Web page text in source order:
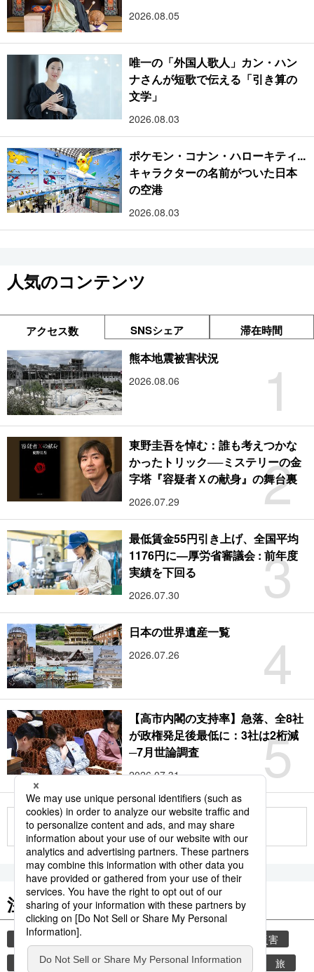
2026.08.05
唯一の「外国人歌人」カン・ハン
ナさんが短歌で伝える「引き算の
文学」
2026.08.03
ポケモン・コナン・ハローキティ...
キャラクターの名前がついた日本
の空港
2026.08.03
人気のコンテンツ
アクセス数 SNSシェア 滞在時間
1
熊本地震被害状況
2026.08.06
2
東野圭吾を悼む：誰も考えつかな
かったトリック──ミステリーの金
字塔『容疑者Ｘの献身』の舞台裏
2026.07.29
3
最低賃金55円引き上げ、全国平均
1176円に―厚労省審議会 : 前年度
実績を下回る
2026.07.30
4
日本の世界遺産一覧
2026.07.26
5
【高市内閣の支持率】急落、全8社
が政権発足後最低に：3社は2桁減
─7月世論調査
2026.07.31
もっと見る
注目のキーワード
共同通信ニュース
災害
津波 熊本 熊本地震 観光 旅